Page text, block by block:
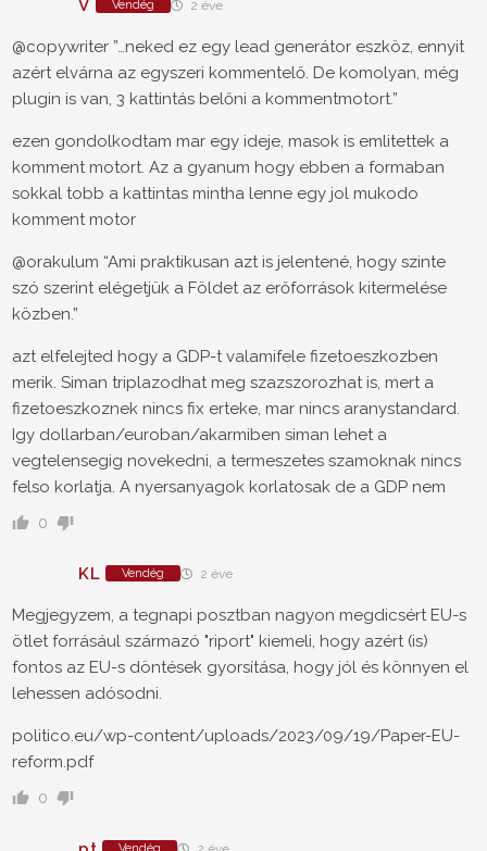
V Vendég 2 éve
@copywriter ”…neked ez egy lead generátor eszköz, ennyit
azért elvárna az egyszeri kommentelő. De komolyan, még
plugin is van, 3 kattintás belőni a kommentmotort.”
ezen gondolkodtam mar egy ideje, masok is emlitettek a
komment motort. Az a gyanum hogy ebben a formaban
sokkal tobb a kattintas mintha lenne egy jol mukodo
komment motor
@orakulum “Ami praktikusan azt is jelentené, hogy szinte
szó szerint elégetjük a Földet az erőforrások kitermelése
közben.”
azt elfelejted hogy a GDP-t valamifele fizetoeszkozben
merik. Siman triplazodhat meg szazszorozhat is, mert a
fizetoeszkoznek nincs fix erteke, mar nincs aranystandard.
Igy dollarban/euroban/akarmiben siman lehet a
vegtelensegig novekedni, a termeszetes szamoknak nincs
felso korlatja. A nyersanyagok korlatosak de a GDP nem
0
KL Vendég 2 éve
Megjegyzem, a tegnapi posztban nagyon megdicsért EU-s
ötlet forrásául származó "riport" kiemeli, hogy azért (is)
fontos az EU-s döntések gyorsítása, hogy jól és könnyen el
lehessen adósodni.
politico.eu/wp-content/uploads/2023/09/19/Paper-EU-
reform.pdf
0